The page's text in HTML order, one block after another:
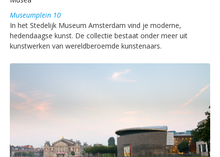
Museumplein 10
In het Stedelijk Museum Amsterdam vind je moderne,
hedendaagse kunst. De collectie bestaat onder meer uit
kunstwerken van wereldberoemde kunstenaars.